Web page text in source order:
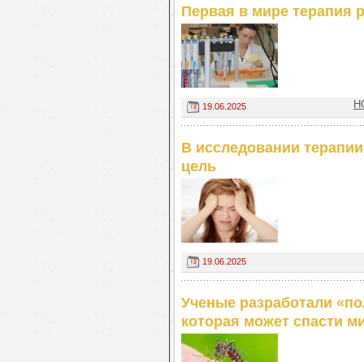
Первая в мире терапия
19.06.2025
В исследовании
цель
19.06.2025
Ученые разработали
которая может спасти